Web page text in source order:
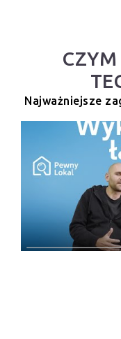
Najważniejsze